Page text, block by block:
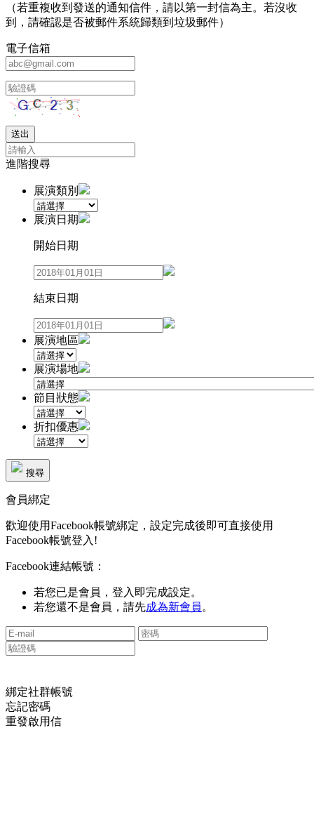
（若重複收到發送的通知信件，請以第一封信為主。若沒收
到，請確認是否被郵件系統歸類到垃圾郵件）
電子信箱
進階搜尋
展演類別
展演日期
開始日期
結束日期
展演地區
展演場地
節目狀態
折扣優惠
搜尋
會員綁定
歡迎使用Facebook帳號綁定，設定完成後即可直接使用
Facebook帳號登入!
Facebook連結帳號：
若您已是會員，登入即完成設定。
若您還不是會員，請先成為新會員 。
綁定社群帳號
忘記密碼
重發啟用信